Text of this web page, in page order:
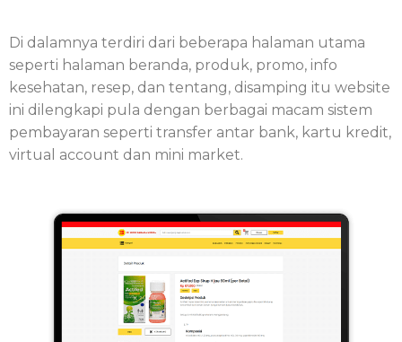
Di dalamnya terdiri dari beberapa halaman utama
seperti halaman beranda, produk, promo, info
kesehatan, resep, dan tentang, disamping itu website
ini dilengkapi pula dengan berbagai macam sistem
pembayaran seperti transfer antar bank, kartu kredit,
virtual account dan mini market.